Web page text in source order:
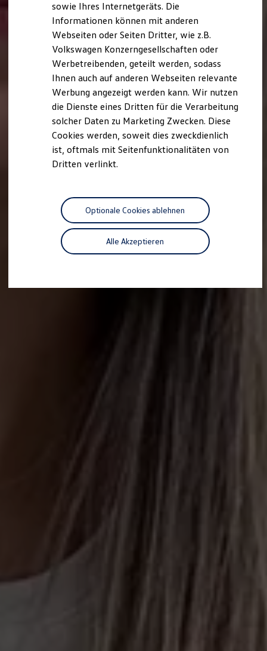
sowie Ihres Internetgeräts. Die
Informationen können mit anderen
Webseiten oder Seiten Dritter, wie z.B.
Volkswagen Konzerngesellschaften oder
Werbetreibenden, geteilt werden, sodass
Ihnen auch auf anderen Webseiten relevante
Werbung angezeigt werden kann. Wir nutzen
die Dienste eines Dritten für die Verarbeitung
solcher Daten zu Marketing Zwecken. Diese
Cookies werden, soweit dies zweckdienlich
ist, oftmals mit Seitenfunktionalitäten von
Dritten verlinkt.
Alle Akzeptieren
Optionale Cookies ablehnen